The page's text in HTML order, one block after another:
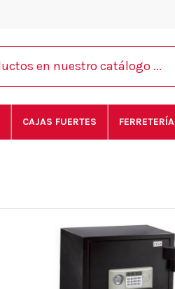
CAJAS FUERTES FERRETERÍA